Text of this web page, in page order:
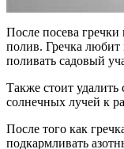
После посева гречки
полив. Гречка любит
поливать садовый
Также стоит
солнечных лучей к
После того как
подкармливать